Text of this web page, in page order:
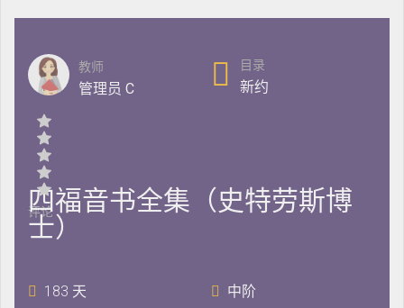
教师
管理员 C
目录
新约
评论
四福音书全集（史特劳斯博
士）
183 天 中阶